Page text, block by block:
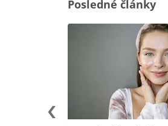
Posledné články